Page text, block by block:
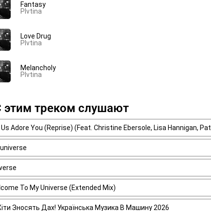
Fantasy
Plvtina
Love Drug
Plvtina
Melancholy
Plvtina
этим треком слушают
Us Adore You (Reprise) (Feat. Christine Ebersole, Lisa Hannigan,
To My Universe (Extended Mix)
Зносять Дах! Українська Музика В Машину 2026